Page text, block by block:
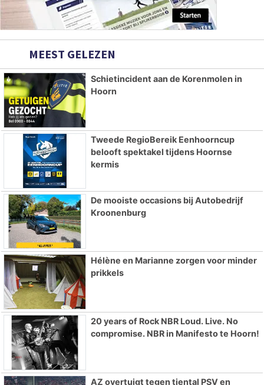
MEEST GELEZEN
Schietincident aan de Korenmolen in
Hoorn
Tweede RegioBereik Eenhoorncup
belooft spektakel tijdens Hoornse
kermis
De mooiste occasions bij Autobedrijf
Kroonenburg
Hélène en Marianne zorgen voor minder
prikkels
20 years of Rock NBR Loud. Live. No
compromise. NBR in Manifesto te Hoorn!
AZ overtuigt tegen tiental PSV en